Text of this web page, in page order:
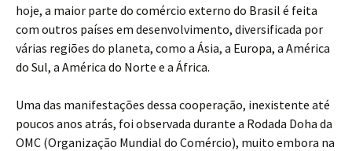
hoje, a maior parte do comércio externo do Brasil é feita
com outros países em desenvolvimento, diversificada por
várias regiões do planeta, como a Ásia, a Europa, a América
do Sul, a América do Norte e a África.
Uma das manifestações dessa cooperação, inexistente até
poucos anos atrás, foi observada durante a Rodada Doha da
OMC (Organização Mundial do Comércio), muito embora na